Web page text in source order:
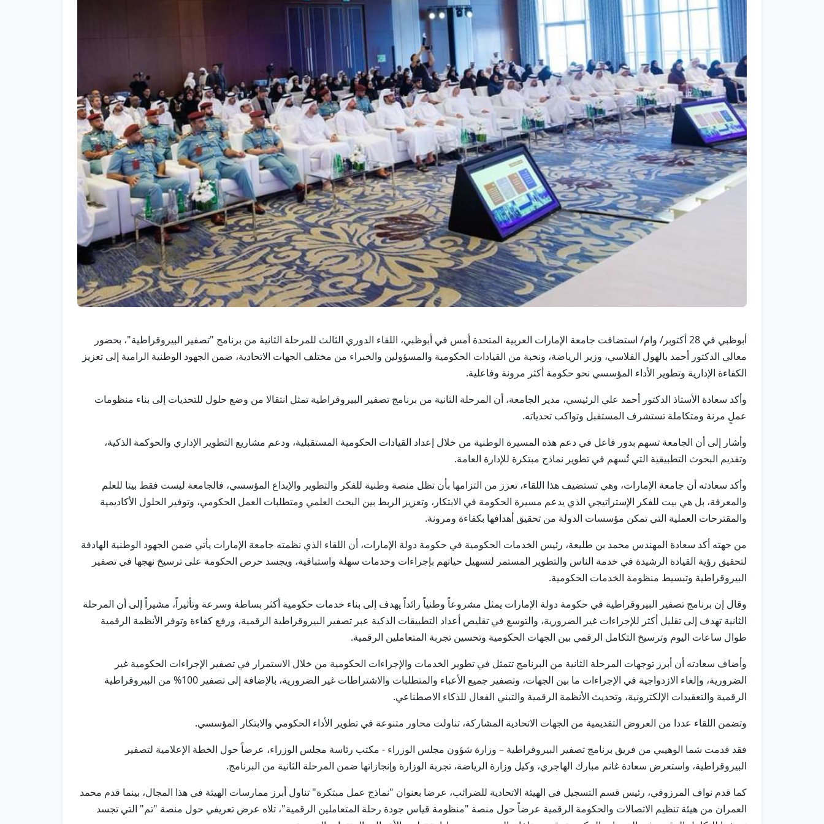
أبوظبي في 28 أكتوبر/ وام/ استضافت جامعة الإمارات العربية المتحدة أمس في أبوظبي، اللقاء الدوري الثالث للمرحلة الثانية من برنامج "تصفير البيروقراطية"، بحضور
معالي الدكتور أحمد بالهول الفلاسي، وزير الرياضة، ونخبة من القيادات الحكومية والمسؤولين والخبراء من مختلف الجهات الاتحادية، ضمن الجهود الوطنية الرامية إلى تعزيز
الكفاءة الإدارية وتطوير الأداء المؤسسي نحو حكومة أكثر مرونة وفاعلية.
وأكد سعادة الأستاذ الدكتور أحمد علي الرئيسي، مدير الجامعة، أن المرحلة الثانية من برنامج تصفير البيروقراطية تمثل انتقالا من وضع حلول للتحديات إلى بناء منظومات
عملٍ مرنة ومتكاملة تستشرف المستقبل وتواكب تحدياته.
وأشار إلى أن الجامعة تسهم بدور فاعل في دعم هذه المسيرة الوطنية من خلال إعداد القيادات الحكومية المستقبلية، ودعم مشاريع التطوير الإداري والحوكمة الذكية،
وتقديم البحوث التطبيقية التي تُسهم في تطوير نماذج مبتكرة للإدارة العامة.
وأكد سعادته أن جامعة الإمارات، وهي تستضيف هذا اللقاء، تعزز من التزامها بأن تظل منصة وطنية للفكر والتطوير والإبداع المؤسسي، فالجامعة ليست فقط بيتا للعلم
والمعرفة، بل هي بيت للفكر الإستراتيجي الذي يدعم مسيرة الحكومة في الابتكار، وتعزيز الربط بين البحث العلمي ومتطلبات العمل الحكومي، وتوفير الحلول الأكاديمية
والمقترحات العملية التي تمكن مؤسسات الدولة من تحقيق أهدافها بكفاءة ومرونة.
من جهته أكد سعادة المهندس محمد بن طليعة، رئيس الخدمات الحكومية في حكومة دولة الإمارات، أن اللقاء الذي نظمته جامعة الإمارات يأتي ضمن الجهود الوطنية الهادفة
لتحقيق رؤية القيادة الرشيدة في خدمة الناس والتطوير المستمر لتسهيل حياتهم بإجراءات وخدمات سهلة واستباقية، ويجسد حرص الحكومة على ترسيخ نهجها في تصفير
البيروقراطية وتبسيط منظومة الخدمات الحكومية.
وقال إن برنامج تصفير البيروقراطية في حكومة دولة الإمارات يمثل مشروعاً وطنياً رائداً يهدف إلى بناء خدمات حكومية أكثر بساطة وسرعة وتأثيراً، مشيراً إلى أن المرحلة
الثانية تهدف إلى تقليل أكثر للإجراءات غير الضرورية، والتوسع في تقليص أعداد التطبيقات الذكية عبر تصفير البيروقراطية الرقمية، ورفع كفاءة وتوفر الأنظمة الرقمية
طوال ساعات اليوم وترسيخ التكامل الرقمي بين الجهات الحكومية وتحسين تجربة المتعاملين الرقمية.
وأضاف سعادته أن أبرز توجهات المرحلة الثانية من البرنامج تتمثل في تطوير الخدمات والإجراءات الحكومية من خلال الاستمرار في تصفير الإجراءات الحكومية غير
الضرورية، وإلغاء الازدواجية في الإجراءات ما بين الجهات، وتصفير جميع الأعباء والمتطلبات والاشتراطات غير الضرورية، بالإضافة إلى تصفير 100% من البيروقراطية
الرقمية والتعقيدات الإلكترونية، وتحديث الأنظمة الرقمية والتبني الفعال للذكاء الاصطناعي.
وتضمن اللقاء عددا من العروض التقديمية من الجهات الاتحادية المشاركة، تناولت محاور متنوعة في تطوير الأداء الحكومي والابتكار المؤسسي.
فقد قدمت شما الوهيبي من فريق برنامج تصفير البيروقراطية – وزارة شؤون مجلس الوزراء - مكتب رئاسة مجلس الوزراء، عرضاً حول الخطة الإعلامية لتصفير
البيروقراطية، واستعرض سعادة غانم مبارك الهاجري، وكيل وزارة الرياضة، تجربة الوزارة وإنجازاتها ضمن المرحلة الثانية من البرنامج.
كما قدم نواف المرزوقي، رئيس قسم التسجيل في الهيئة الاتحادية للضرائب، عرضا بعنوان "نماذج عمل مبتكرة" تناول أبرز ممارسات الهيئة في هذا المجال، بينما قدم محمد
العمران من هيئة تنظيم الاتصالات والحكومة الرقمية عرضاً حول منصة "منظومة قياس جودة رحلة المتعاملين الرقمية"، تلاه عرض تعريفي حول منصة "تم" التي تجسد